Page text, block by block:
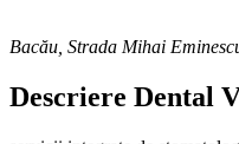
Bacău Strada Mihai
Descriere Dental